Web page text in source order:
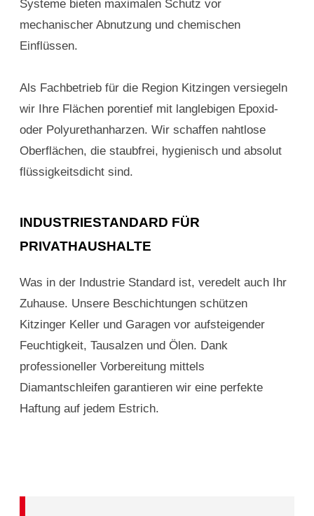
Systeme bieten maximalen Schutz vor
mechanischer Abnutzung und chemischen
Einflüssen.
Als Fachbetrieb für die Region Kitzingen versiegeln
wir Ihre Flächen porentief mit langlebigen Epoxid-
oder Polyurethanharzen. Wir schaffen nahtlose
Oberflächen, die staubfrei, hygienisch und absolut
flüssigkeitsdicht sind.
INDUSTRIESTANDARD FÜR
PRIVATHAUSHALTE
Was in der Industrie Standard ist, veredelt auch Ihr
Zuhause. Unsere Beschichtungen schützen
Kitzinger Keller und Garagen vor aufsteigender
Feuchtigkeit, Tausalzen und Ölen. Dank
professioneller Vorbereitung mittels
Diamantschleifen garantieren wir eine perfekte
Haftung auf jedem Estrich.